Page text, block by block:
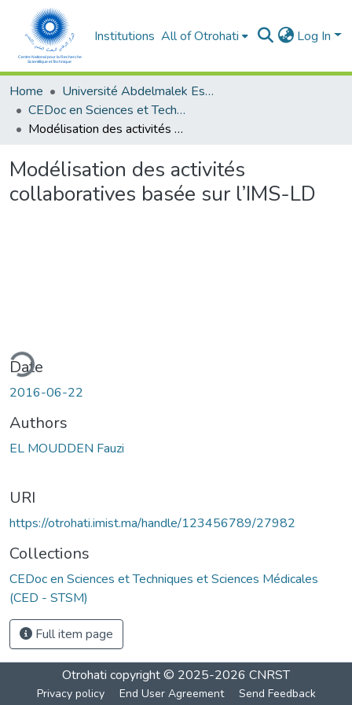
Institutions All of Otrohati Log In
Home
Université Abdelmalek Essaâdi - Tétouan
CEDoc en Sciences et Techniques et Sciences Médicales (CED - STSM)
Modélisation des activités collaboratives basée sur l’IMS-LD
Modélisation des activités
collaboratives basée sur l’IMS-LD
Date
2016-06-22
Authors
EL MOUDDEN Fauzi
URI
https://otrohati.imist.ma/handle/123456789/27982
Collections
CEDoc en Sciences et Techniques et Sciences Médicales
(CED - STSM)
Full item page
Otrohati copyright © 2025-2026 CNRST
Privacy policy End User Agreement Send Feedback